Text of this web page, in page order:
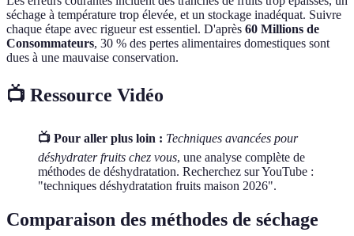
séchage à température trop élevée, et un stockage inadéquat. Suivre
chaque étape avec rigueur est essentiel. D'après 60 Millions de
Consommateurs, 30 % des pertes alimentaires domestiques sont
dues à une mauvaise conservation.
📺 Ressource Vidéo
📺 Pour aller plus loin : Techniques avancées pour
déshydrater fruits chez vous, une analyse complète de
méthodes de déshydratation. Recherchez sur YouTube :
"techniques déshydratation fruits maison 2026".
Comparaison des méthodes de séchage